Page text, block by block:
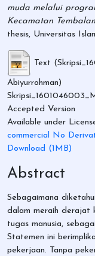
muda melalui
Kecamatan
thesis, Universitas
Text
Abiyurrohman)
Accepted Version
Available under
commercial No
Download (1MB)
Abstract
Sebagaimana
dalam meraih derajat
tugas manusia,
Statemen ini
pekerjaan. Tanpa